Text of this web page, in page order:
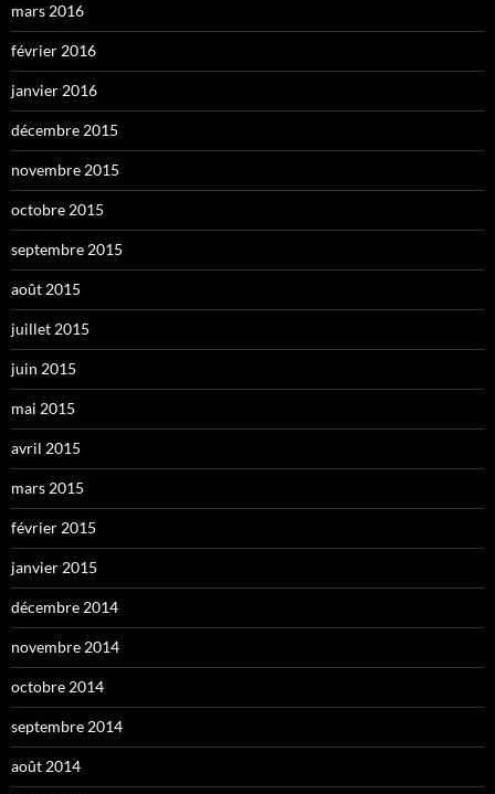
mars 2016
février 2016
janvier 2016
décembre 2015
novembre 2015
octobre 2015
septembre 2015
août 2015
juillet 2015
juin 2015
mai 2015
avril 2015
mars 2015
février 2015
janvier 2015
décembre 2014
novembre 2014
octobre 2014
septembre 2014
août 2014